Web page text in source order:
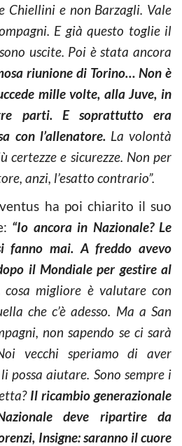
Chiellini e non Barzagli. Vale
E già questo toglie il
uscite. Poi è stata ancora
riunione di Torino… Non è
mille volte, alla Juve, in
parti. E soprattutto era
con l’allenatore. La volontà
certezze e sicurezze. Non per
anzi, l’esatto contrario”.
ha poi chiarito il suo
“Io ancora in Nazionale? Le
fanno mai. A freddo avevo
il Mondiale per gestire al
migliore è valutare con
che c’è adesso. Ma a San
non sapendo se ci sarà
vecchi speriamo di aver
possa aiutare. Sono sempre i
Il ricambio generazionale
deve ripartire da
Insigne: saranno il cuore